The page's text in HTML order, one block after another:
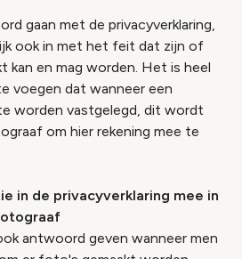
gaan met de privacyverklaring,
ook in met het feit dat zijn of
kan en mag worden. Het is heel
voegen dat wanneer een
worden vastgelegd, dit wordt
om hier rekening mee te
in de privacyverklaring mee in
antwoord geven wanneer men